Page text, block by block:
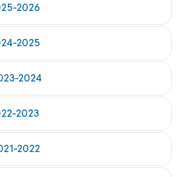
2026
2025
2024
2023
2022